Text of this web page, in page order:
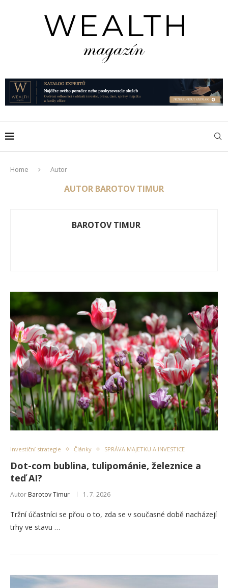
Home Autor
AUTOR BAROTOV TIMUR
BAROTOV TIMUR
Investiční strategie Články SPRÁVA MAJETKU A INVESTICE
Dot-com bublina, tulipománie, železnice a
teď AI?
Autor Barotov Timur 1. 7. 2026
Tržní účastníci se přou o to, zda se v současné době nacházejí
trhy ve stavu …